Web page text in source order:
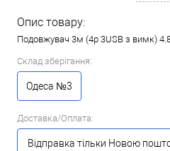
Опис товару:
Подовжувач 3м (4р 3USB з вимк)
Склад зберігання:
Одеса №3
Доставка/Оплата:
Відправка тільки Новою